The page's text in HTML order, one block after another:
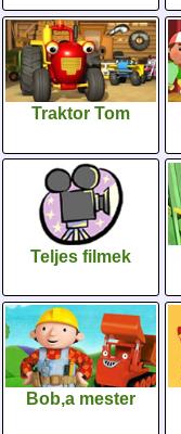
Traktor Tom
Teljes filmek
Bob,a mester